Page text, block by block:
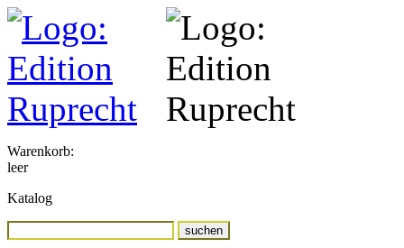
Warenkorb:
leer
Katalog